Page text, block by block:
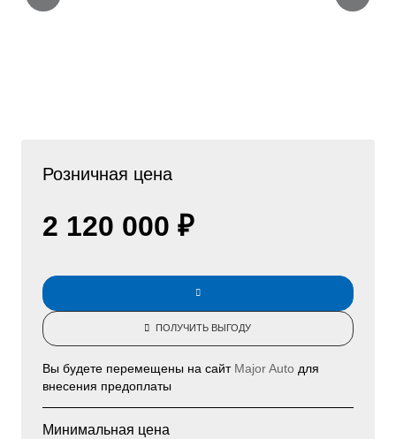
Розничная цена
2 120 000 ₽
ПОЛУЧИТЬ ВЫГОДУ
Вы будете перемещены на сайт Major Auto для
внесения предоплаты
Минимальная цена